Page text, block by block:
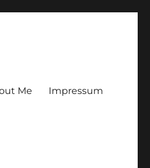
Me Impressum